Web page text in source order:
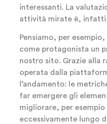
interessanti. La
attività mirate è,
Pensiamo, per
come protagonista un
nostro sito. Grazie alla
operata dalla
l’andamento: le
far emergere gli
migliorare, per esempio
eccessivamente lungo